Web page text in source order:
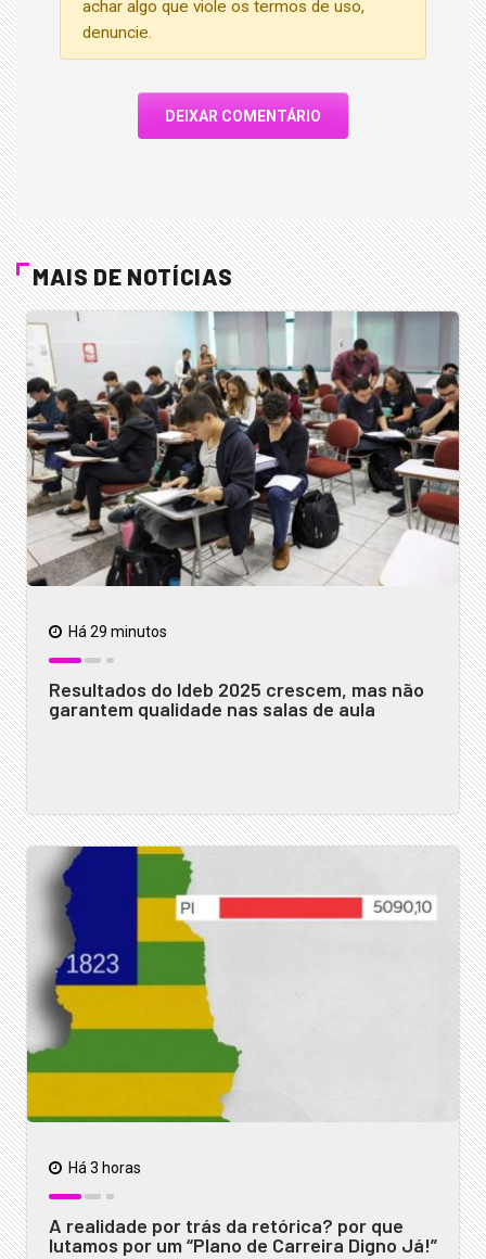
achar algo que viole os termos de uso,
denuncie.
DEIXAR COMENTÁRIO
MAIS DE NOTÍCIAS
Há 29 minutos
Resultados do Ideb 2025 crescem, mas não
garantem qualidade nas salas de aula
Há 3 horas
A realidade por trás da retórica? por que
lutamos por um “Plano de Carreira Digno Já!”